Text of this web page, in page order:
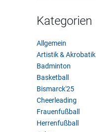
Kategorien
Allgemein
Artistik & Akrobatik
Badminton
Basketball
Bismarck'25
Cheerleading
Frauenfußball
Herrenfußball